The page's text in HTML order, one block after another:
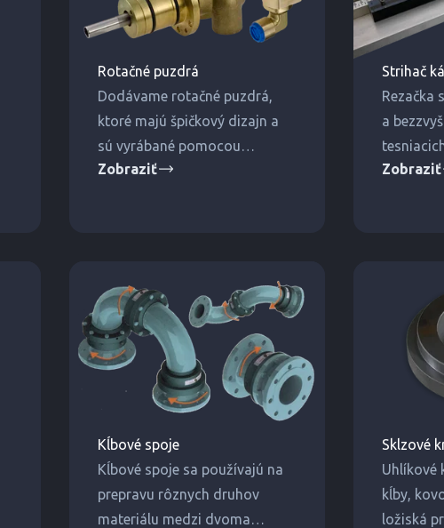
Rotačné puzdrá
Dodávame rotačné puzdrá,
ktoré majú špičkový dizajn a
sú vyrábané pomocou
najnovších výrobných
Zobraziť
Strihač
Rezačka
a
cievky
Zobraziť
Kĺbové spoje
Kĺbové spoje sa používajú na
prepravu rôznych druhov
materiálu medzi dvoma
Sklzové
Uhlíkové
kĺby,
ložiská